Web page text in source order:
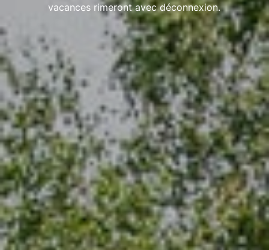
vacances rimeront avec déconnexion.